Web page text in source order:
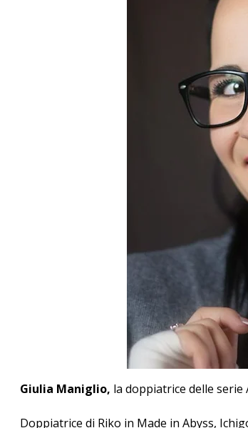
Giulia Maniglio, la doppiatrice delle
Doppiatrice di Riko in Made in Abyss,